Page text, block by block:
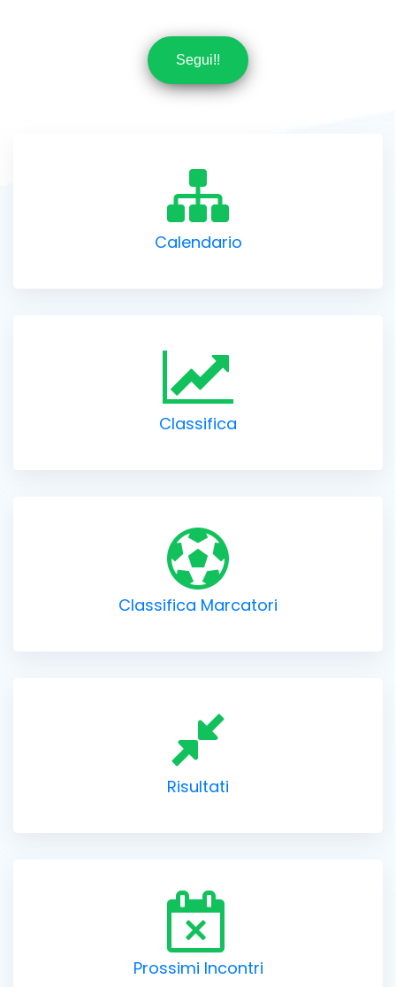
Segui!!
Calendario
Classifica
Classifica Marcatori
Risultati
Prossimi Incontri